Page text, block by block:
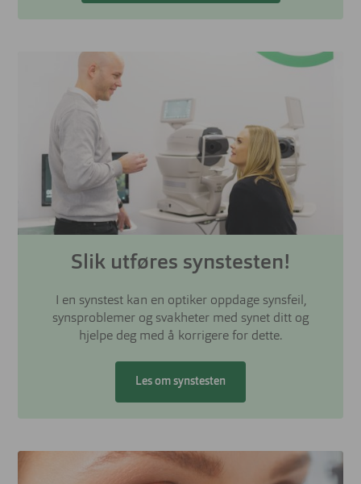
Slik utføres synstesten!
I en synstest kan en optiker oppdage synsfeil,
synsproblemer og svakheter med synet ditt og
hjelpe deg med å korrigere for dette.
Les om synstesten